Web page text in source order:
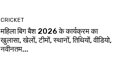
CRICKET
महिला बिग बैश 2026 के कार्यक्रम का
खुलासा, खेलों, टीमों, स्थानों, तिथियों, वीडियो,
नवीनतम...